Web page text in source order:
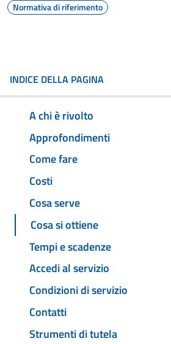
Normativa di riferimento
INDICE DELLA PAGINA
A chi è rivolto
Approfondimenti
Come fare
Costi
Cosa serve
Cosa si ottiene
Tempi e scadenze
Accedi al servizio
Condizioni di servizio
Contatti
Strumenti di tutela